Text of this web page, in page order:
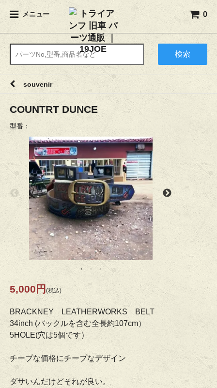
メニュー 0
検索
souvenir
COUNTRT DUNCE
型番：
5,000円 (税込)
BRACKNEY LEATHERWORKS BELT
34inch (バックルを含む全長約107cm）
5HOLE(穴は5個です）
チープな価格にチープなデザイン
ダサいんだけどそれが良い。